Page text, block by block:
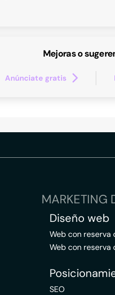
Mejoras o
Anúnciate gratis
MARKETING
Diseño web
Web con reserva
Web con reserva
SEO